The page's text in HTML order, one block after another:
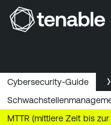
Zur Fußzeile wechseln
Cybersecurity-Guide
MTTR (mittlere Zeit bis